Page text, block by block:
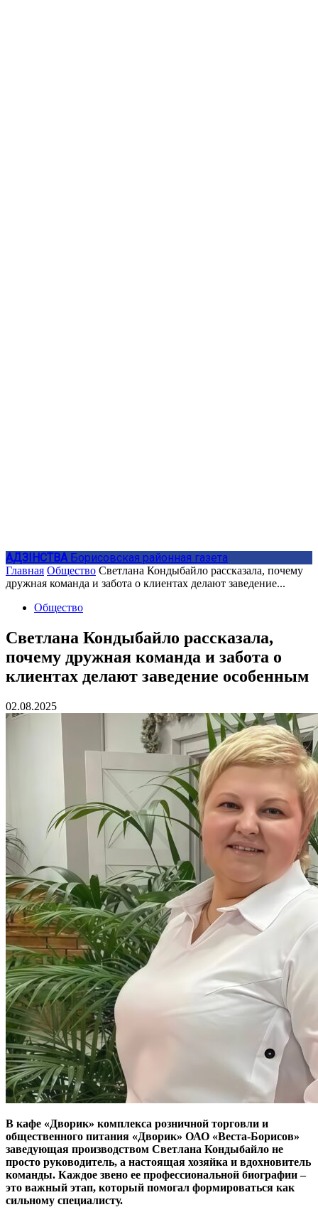
АДЗIНСТВА Борисовская районная газета
Главная Общество Светлана Кондыбайло рассказала, почему
дружная команда и забота о клиентах делают заведение...
Общество
Светлана Кондыбайло рассказала,
почему дружная команда и забота о
клиентах делают заведение особенным
02.08.2025
В кафе «Дворик» комплекса розничной торговли и
общественного питания «Дворик» ОАО «Веста-Борисов»
заведующая производством Светлана Кондыбайло не
просто руководитель, а настоящая хозяйка и вдохновитель
команды. Каждое звено ее профессиональной биографии –
это важный этап, который помогал формироваться как
сильному специалисту.